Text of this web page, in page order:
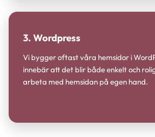
3. Wordpress
Vi bygger oftast våra hemsidor i
innebär att det blir både enkelt och
arbeta med hemsidan på egen hand.